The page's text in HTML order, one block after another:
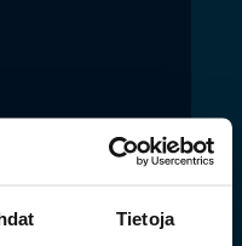
Tietoja